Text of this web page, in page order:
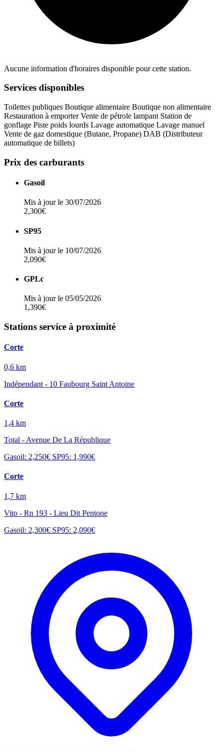
Aucune information d'horaires disponible pour cette station.
Services disponibles
Toilettes publiques Boutique alimentaire Boutique non alimentaire
Restauration à emporterVente de pétrole lampant Station de
gonflage Piste poids lourds Lavage automatique Lavage manuel
Vente de gaz domestique (Butane, Propane) DAB (Distributeur
automatique de billets)
Prix des carburants
Gasoil
Mis à jour le 30/07/2026
2,300€
SP95
Mis à jour le 10/07/2026
2,090€
GPLc
Mis à jour le 05/05/2026
1,390€
Stations service à proximité
Corte
0,6 km
Indépendant - 10 Faubourg Saint Antoine
Corte
1,4 km
Total - Avenue De La République
Gasoil: 2,250€ SP95: 1,990€
Corte
1,7 km
Vito - Rn 193 - Lieu Dit Pentone
Gasoil: 2,300€ SP95: 2,090€